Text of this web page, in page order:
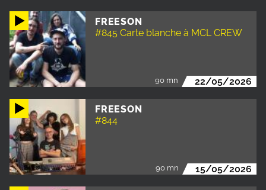
FREESON
#845 Carte blanche à MCL CREW
90 mn 22/05/2026
FREESON
#844
90 mn 15/05/2026